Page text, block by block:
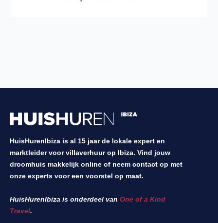
HuisHurenIbiza is al 15 jaar de lokale expert en
marktleider voor villaverhuur op Ibiza. Vind jouw
droomhuis makkelijk online of neem contact op met
onze experts voor een voorstel op maat.
HuisHurenIbiza is onderdeel van One of a Kind
Travel.